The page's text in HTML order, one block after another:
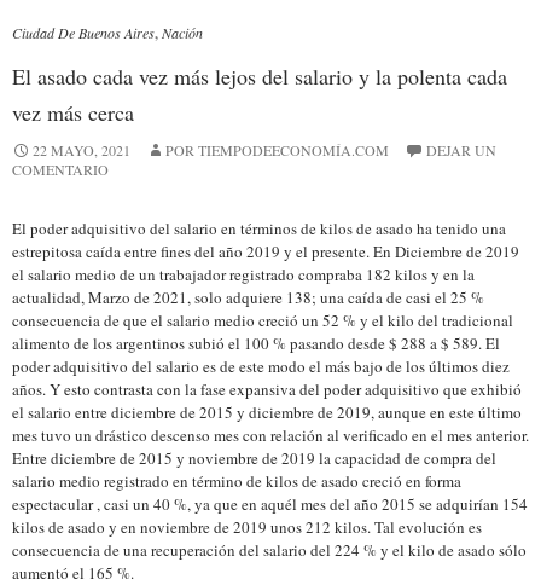
Ciudad De Buenos Aires,Nación
El asado cada vez más lejos del salario y la polenta cada
vez más cerca
22 MAYO, 2021 POR TIEMPODEECONOMÍA.COM
DEJAR UN
COMENTARIO
El poder adquisitivo del salario en términos de kilos de asado ha tenido una
estrepitosa caída entre fines del año 2019 y el presente. En Diciembre de 2019
el salario medio de un trabajador registrado compraba 182 kilos y en la
actualidad, Marzo de 2021, solo adquiere 138; una caída de casi el 25 %
consecuencia de que el salario medio creció un 52 % y el kilo del tradicional
alimento de los argentinos subió el 100 % pasando desde $ 288 a $ 589. El
poder adquisitivo del salario es de este modo el más bajo de los últimos diez
años. Y esto contrasta con la fase expansiva del poder adquisitivo que exhibió
el salario entre diciembre de 2015 y diciembre de 2019, aunque en este último
mes tuvo un drástico descenso mes con relación al verificado en el mes anterior.
Entre diciembre de 2015 y noviembre de 2019 la capacidad de compra del
salario medio registrado en término de kilos de asado creció en forma
espectacular , casi un 40 %, ya que en aquél mes del año 2015 se adquirían 154
kilos de asado y en noviembre de 2019 unos 212 kilos. Tal evolución es
consecuencia de una recuperación del salario del 224 % y el kilo de asado sólo
aumentó el 165 %.